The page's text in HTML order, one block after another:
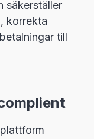
säkerställer
korrekta
till